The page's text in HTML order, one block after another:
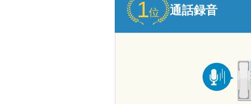
通話録音